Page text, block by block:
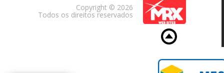
Copyright © 2026
Todos os direitos reservados